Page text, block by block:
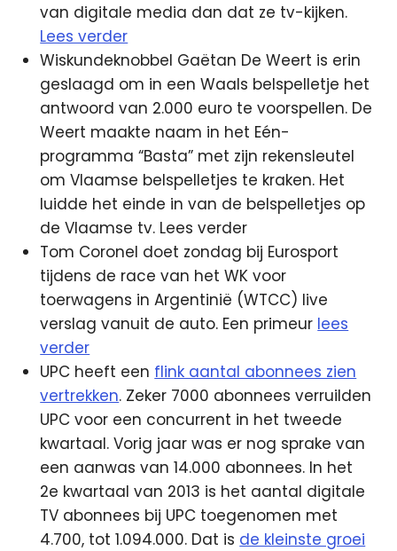
van digitale media dan dat ze tv-kijken.
Lees verder
Wiskundeknobbel Gaëtan De Weert is erin
geslaagd om in een Waals belspelletje het
antwoord van 2.000 euro te voorspellen. De
Weert maakte naam in het Eén-
programma “Basta” met zijn rekensleutel
om Vlaamse belspelletjes te kraken. Het
luidde het einde in van de belspelletjes op
de Vlaamse tv. Lees verder
Tom Coronel doet zondag bij Eurosport
tijdens de race van het WK voor
toerwagens in Argentinië (WTCC) live
verslag vanuit de auto. Een primeur lees
verder
UPC heeft een flink aantal abonnees zien
vertrekken. Zeker 7000 abonnees verruilden
UPC voor een concurrent in het tweede
kwartaal. Vorig jaar was er nog sprake van
een aanwas van 14.000 abonnees. In het
2e kwartaal van 2013 is het aantal digitale
TV abonnees bij UPC toegenomen met
4.700, tot 1.094.000. Dat is de kleinste groei